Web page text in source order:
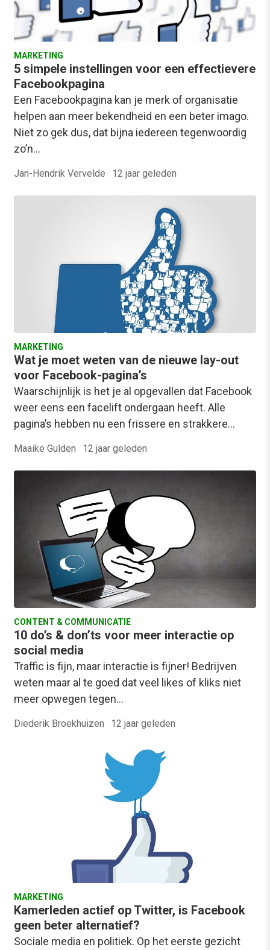
MARKETING
5 simpele instellingen voor een effectievere
Facebookpagina
Een Facebookpagina kan je merk of organisatie
helpen aan meer bekendheid en een beter imago.
Niet zo gek dus, dat bijna iedereen tegenwoordig
zo’n…
Jan-Hendrik Vervelde · 12 jaar geleden
MARKETING
Wat je moet weten van de nieuwe lay-out
voor Facebook-pagina’s
Waarschijnlijk is het je al opgevallen dat Facebook
weer eens een facelift ondergaan heeft. Alle
pagina’s hebben nu een frissere en strakkere…
Maaike Gulden · 12 jaar geleden
CONTENT & COMMUNICATIE
10 do’s & don’ts voor meer interactie op
social media
Traffic is fijn, maar interactie is fijner! Bedrijven
weten maar al te goed dat veel likes of kliks niet
meer opwegen tegen…
Diederik Broekhuizen · 12 jaar geleden
MARKETING
Kamerleden actief op Twitter, is Facebook
geen beter alternatief?
Sociale media en politiek. Op het eerste gezicht